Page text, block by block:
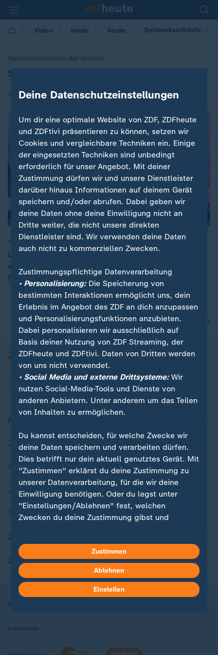
Video heute heute Spitzenkandidatin der
Spitzenkandidatin der Grünen
:
Schulze: "Historisches Ergebnis"
14.10.2018 | 18:55
"Danke für dieses historische Ergebnis. Dieses
Landtagswahlergebnis hat Bayern jetzt schon
verändert", so die Grünen-Spitzenkandidatin Katharina
Schulze.
nach oben
Zuletzt veröffentlicht
Aktuelle Sendungs-Videos
ZDFheute Stories
Themen im Überblick
ZDFheute Apps
Nutzungsbedingungen
Impressum
Deine Datenschutzeinstellungen
Um dir eine optimale Website von ZDF, ZDFheute
und ZDFtivi präsentieren zu können, setzen wir
Cookies und vergleichbare Techniken ein. Einige
der eingesetzten Techniken sind unbedingt
erforderlich für unser Angebot. Mit deiner
Zustimmung dürfen wir und unsere Dienstleister
darüber hinaus Informationen auf deinem Gerät
speichern und/oder abrufen. Dabei geben wir
deine Daten ohne deine Einwilligung nicht an
Dritte weiter, die nicht unsere direkten
Dienstleister sind. Wir verwenden deine Daten
auch nicht zu kommerziellen Zwecken.
Zustimmungspflichtige Datenverarbeitung
• Personalisierung:Die Speicherung von
bestimmten Interaktionen ermöglicht uns, dein
Erlebnis im Angebot des ZDF an dich anzupassen
und Personalisierungsfunktionen anzubieten.
Dabei personalisieren wir ausschließlich auf
Basis deiner Nutzung von ZDF Streaming, der
ZDFheute und ZDFtivi. Daten von Dritten werden
von uns nicht verwendet.
• Social Media und externe Drittsysteme:Wir
nutzen Social-Media-Tools und Dienste von
anderen Anbietern. Unter anderem um das Teilen
von Inhalten zu ermöglichen.
Du kannst entscheiden, für welche Zwecke wir
deine Daten speichern und verarbeiten dürfen.
Dies betrifft nur dein aktuell genutztes Gerät. Mit
"Zustimmen" erklärst du deine Zustimmung zu
unserer Datenverarbeitung, für die wir deine
Einwilligung benötigen. Oder du legst unter
"Einstellungen/Ablehnen" fest, welchen
Zwecken du deine Zustimmung gibst und
in deinen Einstellungen widerrufen oder ändern.
Hier findest du das Impressum.
Weitere Informationen findest du in unserer
Datenschutzerklärung.
Zustimmen
Ablehnen
Einstellen